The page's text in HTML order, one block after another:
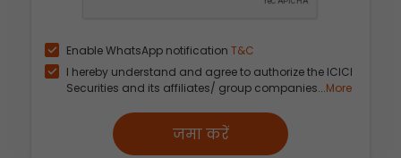
Enable WhatsApp notification T&C
I hereby understand and agree to authorize the ICICI
Securities and its affiliates/ group companies...More
जमा करें